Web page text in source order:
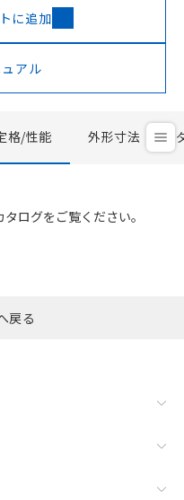
に追加
アル
格/性能 外形寸法
ログをご覧ください。
戻る